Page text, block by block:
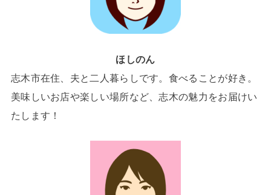
ほしのん
志木市在住、夫と二人暮らしです。食べることが好き。
美味しいお店や楽しい場所など、志木の魅力をお届けい
たします！